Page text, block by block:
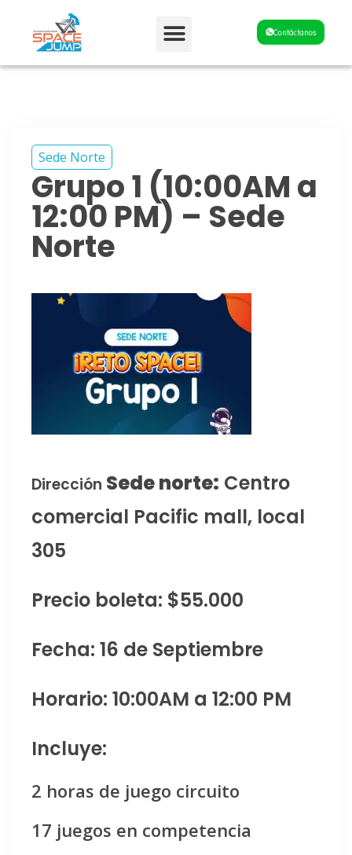
Contáctanos
Sede Norte
Grupo 1 (10:00AM a
12:00 PM) – Sede
Norte
Dirección Sede norte: Centro
comercial Pacific mall, local
305
Precio boleta: $55.000
Fecha: 16 de Septiembre
Horario: 10:00AM a 12:00 PM
Incluye:
2 horas de juego circuito
17 juegos en competencia